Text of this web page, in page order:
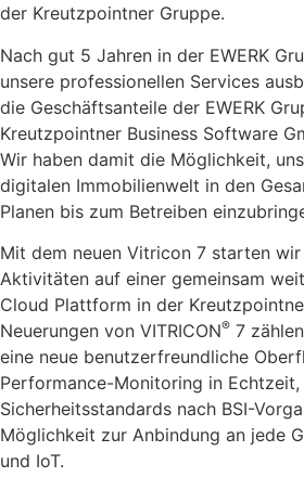
der Kreutzpointner Gruppe.
Nach gut 5 Jahren in der EWERK
unsere professionellen Services
die Geschäftsanteile der EWERK
Kreutzpointner Business Software
Wir haben damit die Möglichkeit,
digitalen Immobilienwelt in den
Planen bis zum Betreiben
Mit dem neuen Vitricon 7 starten wir
Aktivitäten auf einer gemeinsam
Cloud Plattform in der
Neuerungen von VITRICON® 7
eine neue benutzerfreundliche
Performance-Monitoring in Echtzeit,
Sicherheitsstandards nach BSI-
Möglichkeit zur Anbindung an jede
und IoT.